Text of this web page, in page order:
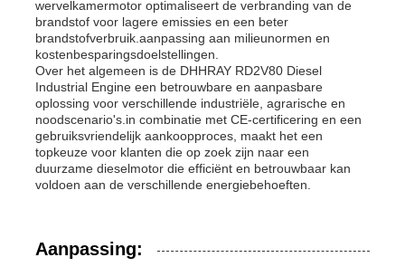
wervelkamermotor optimaliseert de verbranding van de
brandstof voor lagere emissies en een beter
brandstofverbruik.aanpassing aan milieunormen en
kostenbesparingsdoelstellingen.
Over het algemeen is de DHHRAY RD2V80 Diesel
Industrial Engine een betrouwbare en aanpasbare
oplossing voor verschillende industriële, agrarische en
noodscenario's.in combinatie met CE-certificering en een
gebruiksvriendelijk aankoopproces, maakt het een
topkeuze voor klanten die op zoek zijn naar een
duurzame dieselmotor die efficiënt en betrouwbaar kan
voldoen aan de verschillende energiebehoeften.
Aanpassing: